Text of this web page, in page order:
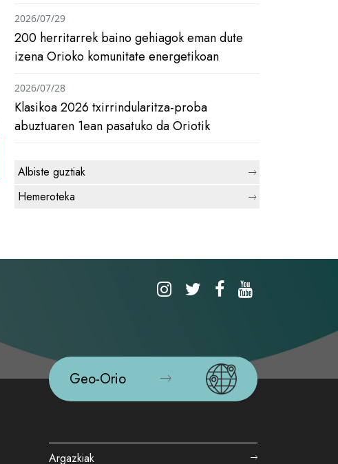
200 herritarrek baino gehiagok eman dute
izena Orioko komunitate energetikoan
2026/07/29
Klasikoa 2026 txirrindularitza-proba
abuztuaren 1ean pasatuko da Oriotik
2026/07/28
Albiste guztiak
Hemeroteka
Geo-Orio
Argazkiak